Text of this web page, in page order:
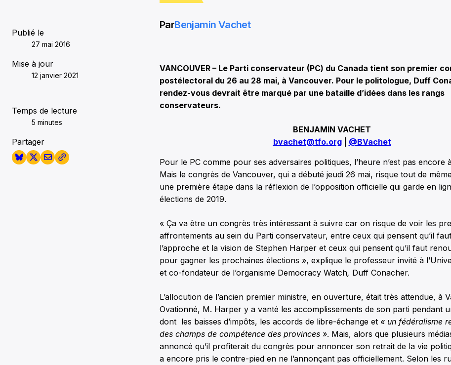
Publié le
27 mai 2016
Mise à jour
12 janvier 2021
Temps de lecture
5 minutes
Partager
ParBenjamin Vachet
VANCOUVER – Le Parti conservateur (PC) du Canada tient son premier
postélectoral du 26 au 28 mai, à Vancouver. Pour le politologue, Duff
rendez-vous devrait être marqué par une bataille d’idées dans les rangs
conservateurs.
BENJAMIN VACHET
bvachet@tfo.org| @BVachet
Pour le PC comme pour ses adversaires politiques, l’heure n’est pas encore
Mais le congrès de Vancouver, qui a débuté jeudi 26 mai, risque tout de
une première étape dans la réflexion de l’opposition officielle qui garde en
élections de 2019.
« Ça va être un congrès très intéressant à suivre car on risque de voir les
affrontements au sein du Parti conservateur, entre ceux qui pensent qu’il
l’approche et la vision de Stephen Harper et ceux qui pensent qu’il faut
pour gagner les prochaines élections », explique le professeur invité à
et co-fondateur de l’organisme Democracy Watch, Duff Conacher.
L’allocution de l’ancien premier ministre, en ouverture, était très attendue, à
Ovationné, M. Harper y a vanté les accomplissements de son parti pendant
dont les baisses d’impôts, les accords de libre-échange et « un fédéralisme
des champs de compétence des provinces ». Mais, alors que plusieurs
annoncé qu’il profiterait du congrès pour annoncer son retrait de la vie
a encore pris le contre-pied en ne l’annonçant pas officiellement. Selon les